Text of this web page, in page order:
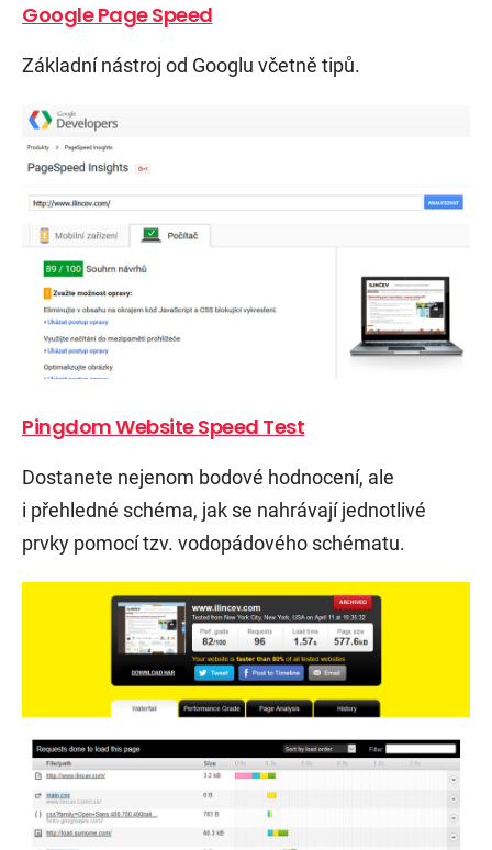
Google Page Speed
Základní nástroj od Googlu včetně tipů.
Pingdom Website Speed Test
Dostanete nejenom bodové hodnocení, ale
i přehledné schéma, jak se nahrávají jednotlivé
prvky pomocí tzv. vodopádového schématu.